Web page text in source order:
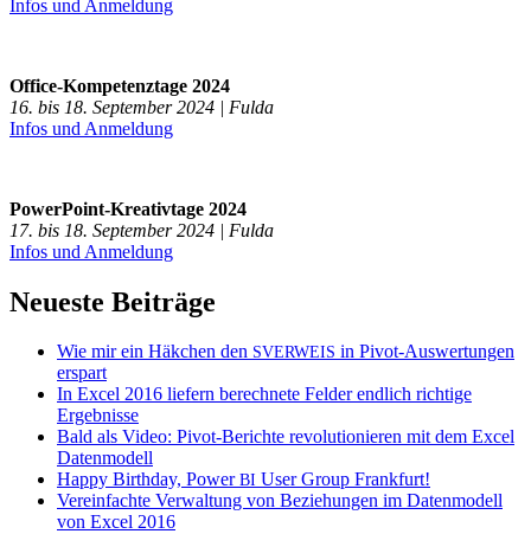
Infos und Anmeldung
Office-Kompetenztage 2024
16. bis 18. September 2024 | Fulda
Infos und Anmeldung
PowerPoint-Kreativtage 2024
17. bis 18. September 2024 | Fulda
Infos und Anmeldung
Neueste Beiträge
Wie mir ein Häkchen den SVERWEIS in Pivot-Auswertungen
erspart
In Excel 2016 liefern berechnete Felder endlich richtige
Ergebnisse
Bald als Video: Pivot-Berichte revolutionieren mit dem Excel
Datenmodell
Happy Birthday, PowerBI User Group Frankfurt!
Vereinfachte Verwaltung von Beziehungen im Datenmodell
von Excel 2016